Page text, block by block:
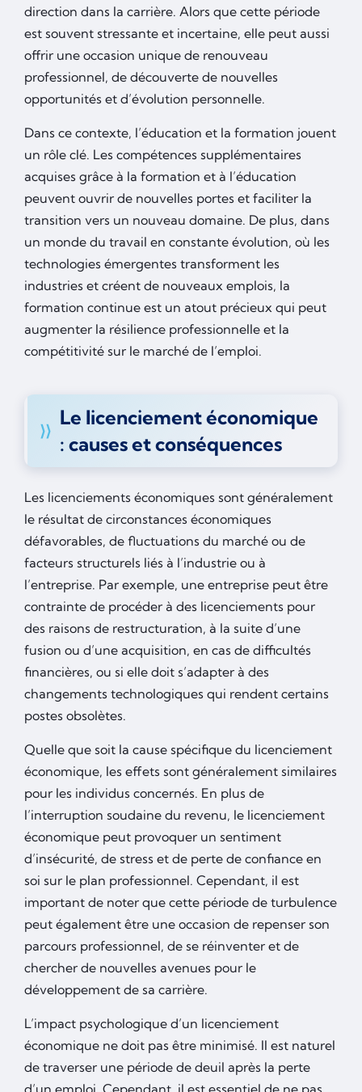
direction dans la carrière. Alors que cette période
est souvent stressante et incertaine, elle peut aussi
offrir une occasion unique de renouveau
professionnel, de découverte de nouvelles
opportunités et d’évolution personnelle.
Dans ce contexte, l’éducation et la formation jouent
un rôle clé. Les compétences supplémentaires
acquises grâce à la formation et à l’éducation
peuvent ouvrir de nouvelles portes et faciliter la
transition vers un nouveau domaine. De plus, dans
un monde du travail en constante évolution, où les
technologies émergentes transforment les
industries et créent de nouveaux emplois, la
formation continue est un atout précieux qui peut
augmenter la résilience professionnelle et la
compétitivité sur le marché de l’emploi.
Le licenciement économique
: causes et conséquences
Les licenciements économiques sont généralement
le résultat de circonstances économiques
défavorables, de fluctuations du marché ou de
facteurs structurels liés à l’industrie ou à
l’entreprise. Par exemple, une entreprise peut être
contrainte de procéder à des licenciements pour
des raisons de restructuration, à la suite d’une
fusion ou d’une acquisition, en cas de difficultés
financières, ou si elle doit s’adapter à des
changements technologiques qui rendent certains
postes obsolètes.
Quelle que soit la cause spécifique du licenciement
économique, les effets sont généralement similaires
pour les individus concernés. En plus de
l’interruption soudaine du revenu, le licenciement
économique peut provoquer un sentiment
d’insécurité, de stress et de perte de confiance en
soi sur le plan professionnel. Cependant, il est
important de noter que cette période de turbulence
peut également être une occasion de repenser son
parcours professionnel, de se réinventer et de
chercher de nouvelles avenues pour le
développement de sa carrière.
L’impact psychologique d’un licenciement
économique ne doit pas être minimisé. Il est naturel
de traverser une période de deuil après la perte